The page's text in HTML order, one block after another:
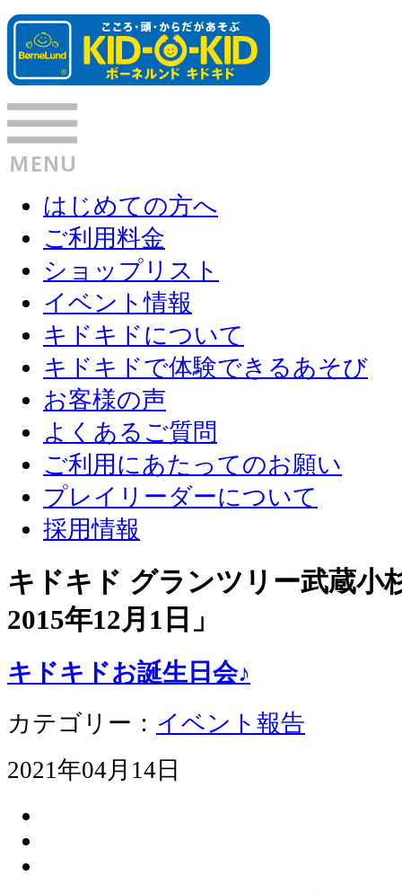
はじめての方へ
ご利用料金
ショップリスト
イベント情報
キドキドについて
キドキドで体験できるあそび
お客様の声
よくあるご質問
ご利用にあたってのお願い
プレイリーダーについて
採用情報
キドキド グランツリー武蔵
2015年12月1日 」
キドキドお誕生日会♪
カテゴリー： イベント報告
2021年04月14日